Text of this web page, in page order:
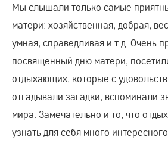
Мы слышали только самые
матери: хозяйственная, добрая,
умная, справедливая и т.д. Очень
посвященный дню матери,
отдыхающих, которые с
отгадывали загадки, вспоминали
мира. Замечательно и то, что
узнать для себя много